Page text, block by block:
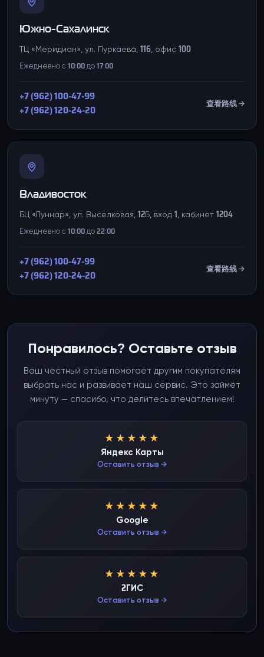
Южно-Сахалинск
ТЦ «Меридиан», ул. Пуркаева, 116, офис 100
Ежедневно с 10:00 до 17:00
+7 (962) 100-47-99
+7 (962) 120-24-20
查看路线 →
Владивосток
БЦ «Луннар», ул. Выселковая, 12Б, вход 1, кабинет 1204
Ежедневно с 10:00 до 22:00
+7 (962) 100-47-99
+7 (962) 120-24-20
查看路线 →
Понравилось? Оставьте отзыв
Ваш честный отзыв помогает другим покупателям
выбрать нас и развивает наш сервис. Это займёт
минуту — спасибо, что делитесь впечатлением!
★★★★★
Яндекс Карты
Оставить отзыв →
★★★★★
Google
Оставить отзыв →
★★★★★
2ГИС
Оставить отзыв →